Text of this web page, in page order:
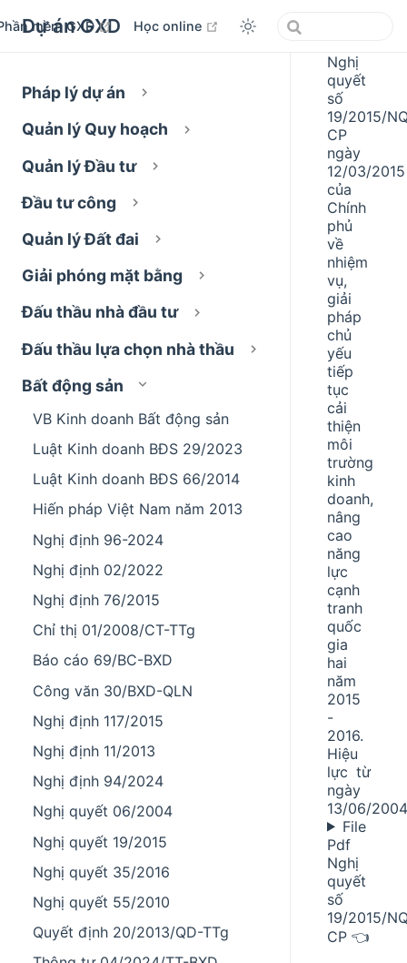
Dự án GXD
mềm GXD open in new window
Học online open in new window
Pháp lý dự án
Quản lý Quy hoạch
Quản lý Đầu tư
Đầu tư công
Quản lý Đất đai
Giải phóng mặt bằng
Đấu thầu nhà đầu tư
Đấu thầu lựa chọn nhà thầu
Bất động sản
VB Kinh doanh Bất động sản
Luật Kinh doanh BĐS 29/2023
Luật Kinh doanh BĐS 66/2014
Hiến pháp Việt Nam năm 2013
Nghị định 96-2024
Nghị định 02/2022
Nghị định 76/2015
Chỉ thị 01/2008/CT-TTg
Báo cáo 69/BC-BXD
Công văn 30/BXD-QLN
Nghị định 117/2015
Nghị định 11/2013
Nghị định 94/2024
Nghị quyết 06/2004
Nghị quyết 19/2015
Nghị quyết 35/2016
Nghị quyết 55/2010
Quyết định 20/2013/QD-TTg
Nghị
quyết
số
19/2015/
CP
ngày
12/03/2015
của
Chính
phủ
về
nhiệm
vụ,
giải
pháp
chủ
yếu
tiếp
tục
cải
thiện
môi
trường
kinh
doanh,
nâng
cao
năng
lực
cạnh
tranh
quốc
gia
hai
năm
2015
-
2016.
Hiệu
lực từ
ngày
13/06/
File
Pdf
Nghị
quyết
số
19/2015/
CP 👈